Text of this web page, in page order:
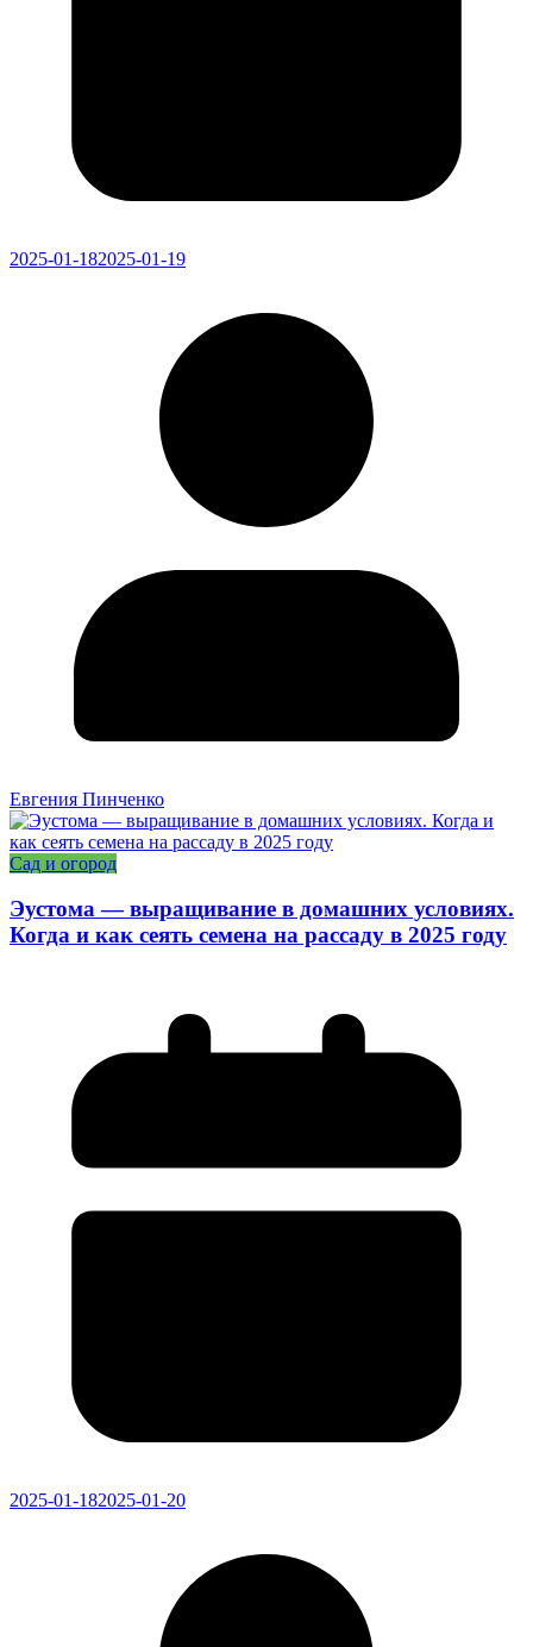
2025-01-182025-01-19
Евгения Пинченко
Сад и огород
Эустома — выращивание в домашних условиях.
Когда и как сеять семена на рассаду в 2025 году
2025-01-182025-01-20